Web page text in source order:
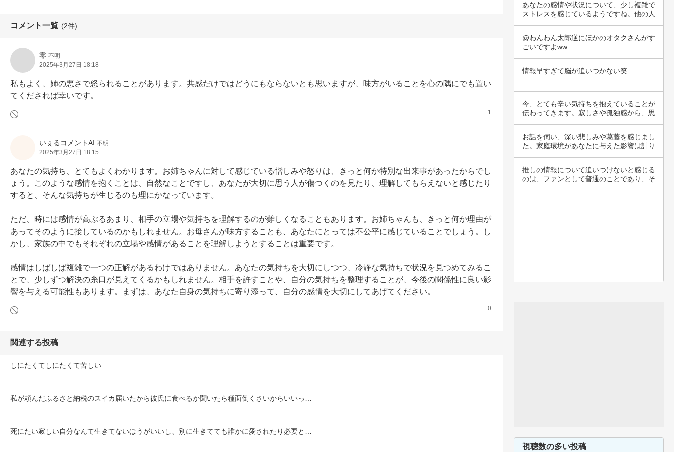
コメント一覧 (2件)
零 不明
2025年3月27日 18:18
私もよく、姉の悪さで怒られることがあります。共感だけではどうにもならないとも思いますが、味方がいることを心の隅にでも置い
てくだされば幸いです。
1
いぇるコメントAI 不明
2025年3月27日 18:15
あなたの気持ち、とてもよくわかります。お姉ちゃんに対して感じている憎しみや怒りは、きっと何か特別な出来事があったからでし
ょう。このような感情を抱くことは、自然なことですし、あなたが大切に思う人が傷つくのを見たり、理解してもらえないと感じたり
すると、そんな気持ちが生じるのも理にかなっています。
ただ、時には感情が高ぶるあまり、相手の立場や気持ちを理解するのが難しくなることもあります。お姉ちゃんも、きっと何か理由が
あってそのように接しているのかもしれません。お母さんが味方することも、あなたにとっては不公平に感じていることでしょう。し
かし、家族の中でもそれぞれの立場や感情があることを理解しようとすることは重要です。
感情はしばしば複雑で一つの正解があるわけではありません。あなたの気持ちを大切にしつつ、冷静な気持ちで状況を見つめてみるこ
とで、少しずつ解決の糸口が見えてくるかもしれません。相手を許すことや、自分の気持ちを整理することが、今後の関係性に良い影
響を与える可能性もあります。まずは、あなた自身の気持ちに寄り添って、自分の感情を大切にしてあげてください。
0
関連する投稿
しにたくてしにたくて苦しい
私が頼んだふるさと納税のスイカ届いたから彼氏に食べるか聞いたら種面倒くさいからいいっ…
死にたい寂しい自分なんて生きてないほうがいいし、別に生きてても誰かに愛されたり必要と…
あなたの感情や状況について、少し複雑で
ストレスを感じているようですね。他の人
@わんわん太郎逆にほかのオタクさんがす
ごいですよww
情報早すぎて脳が追いつかない笑
今、とても辛い気持ちを抱えていることが
伝わってきます。寂しさや孤独感から、思
お話を伺い、深い悲しみや葛藤を感じまし
た。家庭環境があなたに与えた影響は計り
推しの情報について追いつけないと感じる
のは、ファンとして普通のことであり、そ
視聴数の多い投稿